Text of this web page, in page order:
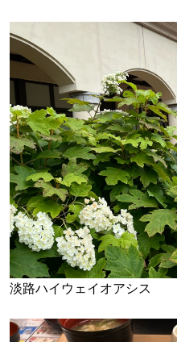
淡路ハイウェイオアシス